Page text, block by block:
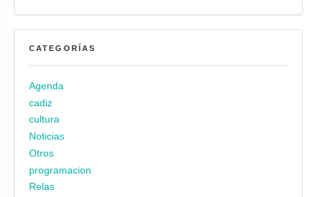
CATEGORÍAS
Agenda
cadiz
cultura
Noticias
Otros
programacion
Relas